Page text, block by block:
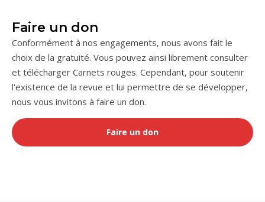
Faire un don
Conformément à nos engagements, nous avons fait le
choix de la gratuité. Vous pouvez ainsi librement consulter
et télécharger Carnets rouges. Cependant, pour soutenir
l'existence de la revue et lui permettre de se développer,
nous vous invitons à faire un don.
Faire un don